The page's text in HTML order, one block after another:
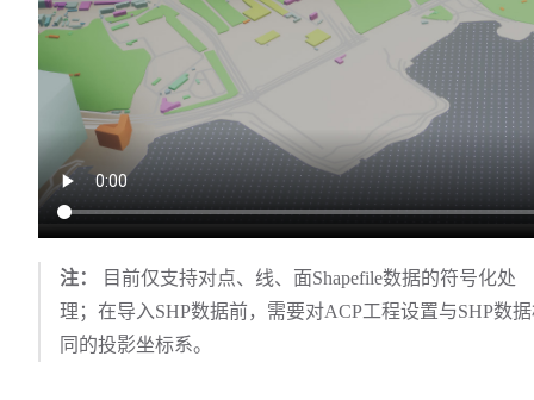
注：
目前仅支持对点、线、面Shapefile数据的符号化处
理；在导入SHP数据前，需要对ACP工程设置与SHP数
同的投影坐标系。